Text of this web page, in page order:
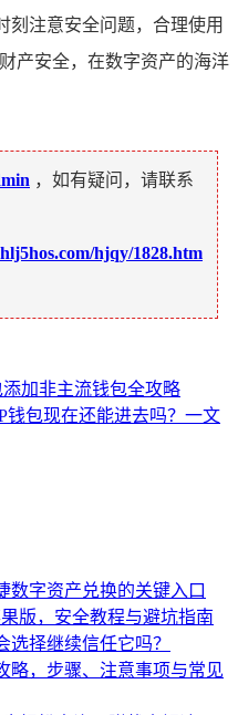
刻注意安全问题，合理使用
产安全，在数字资产的海洋
，如有疑问，请联系
hjqy/1828.htm
加非主流钱包全攻略
钱包现在还能进去吗？一文
数字资产兑换的关键入口
版，安全教程与避坑指南
选择继续信任它吗？
略，步骤、注意事项与常见